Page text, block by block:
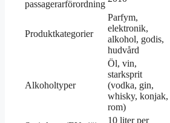
passagerarförordning
Produktkategorier
Parfym,
elektronik,
alkohol, godis,
hudvård
Alkoholtyper
Öl, vin,
starksprit
(vodka, gin,
whisky, konjak,
rom)
10 liter per